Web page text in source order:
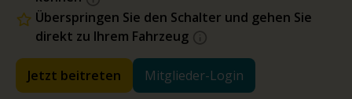
Überspringen Sie den Schalter und gehen Sie
direkt zu Ihrem Fahrzeug
Jetzt beitreten Mitglieder-Login